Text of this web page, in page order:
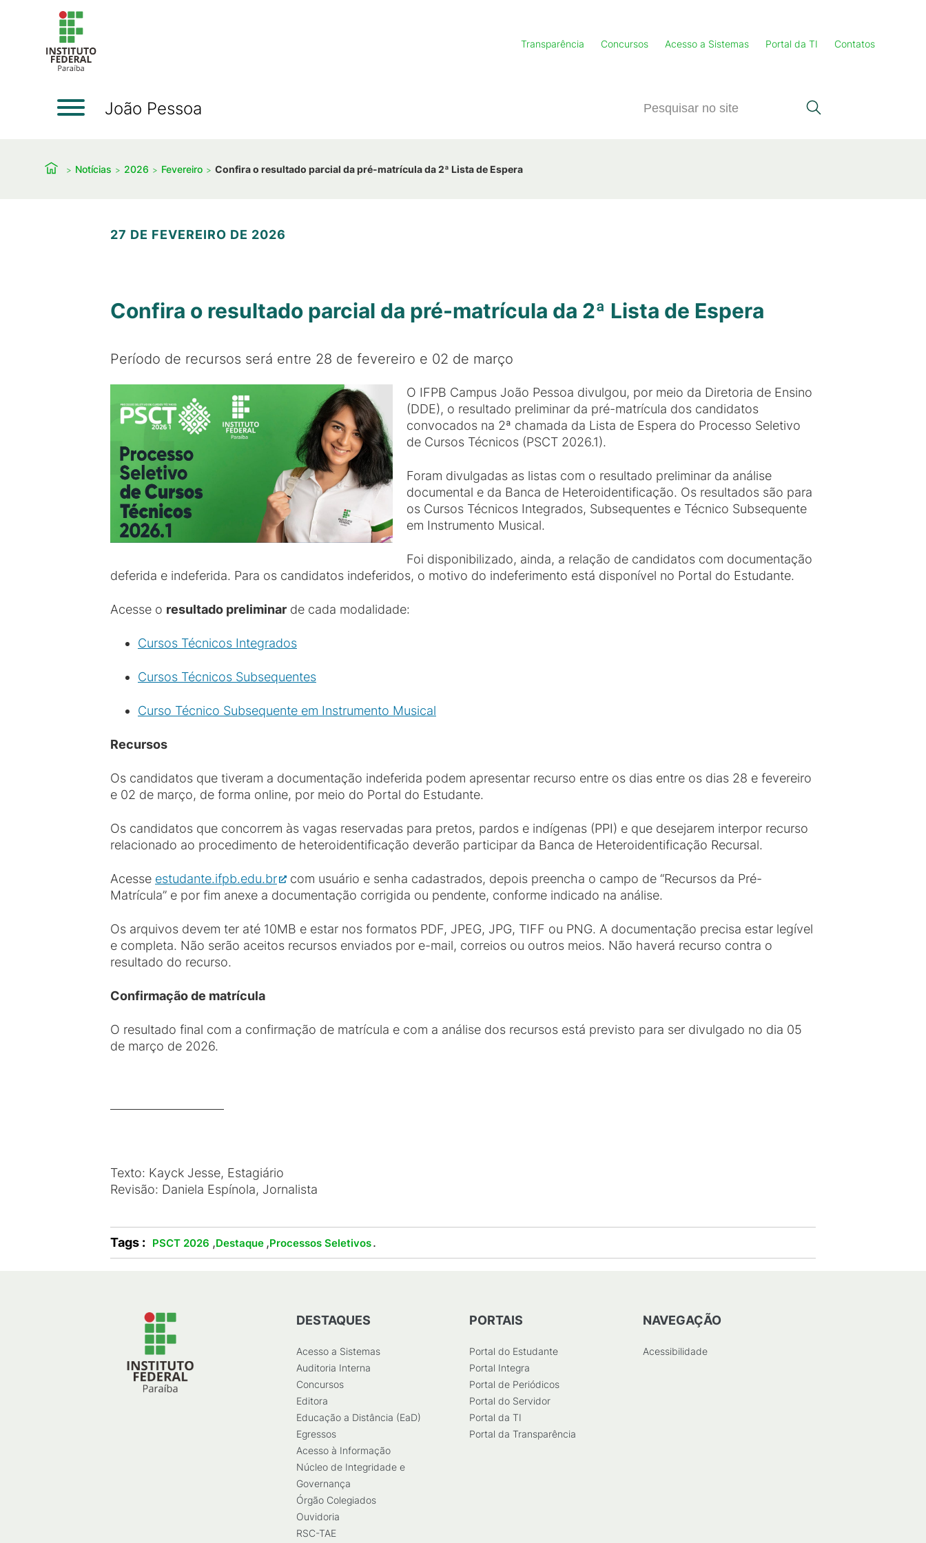
Transparência Concursos Acesso a Sistemas Portal da TI Contatos
João Pessoa
Notícias 2026 Fevereiro Confira o resultado parcial da pré-matrícula da 2ª Lista de Espera
27 DE FEVEREIRO DE 2026
Confira o resultado parcial da pré-matrícula da 2ª Lista de Espera
Período de recursos será entre 28 de fevereiro e 02 de março
O IFPB Campus João Pessoa divulgou, por meio da Diretoria de Ensino
(DDE), o resultado preliminar da pré-matrícula dos candidatos
convocados na 2ª chamada da Lista de Espera do Processo Seletivo
de Cursos Técnicos (PSCT 2026.1).
Foram divulgadas as listas com o resultado preliminar da análise
documental e da Banca de Heteroidentificação. Os resultados são para
os Cursos Técnicos Integrados, Subsequentes e Técnico Subsequente
em Instrumento Musical.
Foi disponibilizado, ainda, a relação de candidatos com documentação
deferida e indeferida. Para os candidatos indeferidos, o motivo do indeferimento está disponível no Portal do Estudante.
Acesse o resultado preliminar de cada modalidade:
Cursos Técnicos Integrados
Cursos Técnicos Subsequentes
Curso Técnico Subsequente em Instrumento Musical
Recursos
Os candidatos que tiveram a documentação indeferida podem apresentar recurso entre os dias entre os dias 28 e fevereiro
e 02 de março, de forma online, por meio do Portal do Estudante.
Os candidatos que concorrem às vagas reservadas para pretos, pardos e indígenas (PPI) e que desejarem interpor recurso
relacionado ao procedimento de heteroidentificação deverão participar da Banca de Heteroidentificação Recursal.
Acesse estudante.ifpb.edu.br
com usuário e senha cadastrados, depois preencha o campo de “Recursos da Pré-
Matrícula” e por fim anexe a documentação corrigida ou pendente, conforme indicado na análise.
Os arquivos devem ter até 10MB e estar nos formatos PDF, JPEG, JPG, TIFF ou PNG. A documentação precisa estar legível
e completa. Não serão aceitos recursos enviados por e-mail, correios ou outros meios. Não haverá recurso contra o
resultado do recurso.
Confirmação de matrícula
O resultado final com a confirmação de matrícula e com a análise dos recursos está previsto para ser divulgado no dia 05
de março de 2026.
Texto: Kayck Jesse, Estagiário
Revisão: Daniela Espínola, Jornalista
Tags : PSCT 2026 ,Destaque ,Processos Seletivos.
DESTAQUES
Acesso a Sistemas
Auditoria Interna
Concursos
Editora
Educação a Distância (EaD)
Egressos
Acesso à Informação
Núcleo de Integridade e
Governança
Órgão Colegiados
Ouvidoria
RSC-TAE
PORTAIS
Portal do Estudante
Portal Integra
Portal de Periódicos
Portal do Servidor
Portal da TI
Portal da Transparência
NAVEGAÇÃO
Acessibilidade